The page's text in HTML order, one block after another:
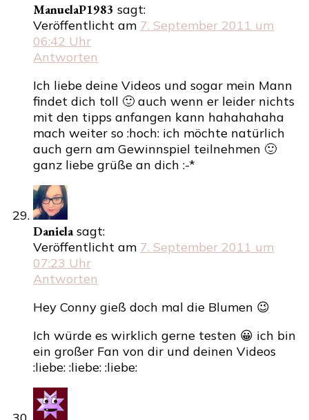
ManuelaP1983 sagt:
Veröffentlicht am 7. September 2011 um
06:42 Uhr
Antworten
Ich liebe deine Videos und sogar mein Mann
findet dich toll 🙂 auch wenn er leider nichts
mit den tipps anfangen kann hahahahaha
mach weiter so :hoch: ich möchte natürlich
auch gern am Gewinnspiel teilnehmen 🙂
ganz liebe grüße an dich :-*
Daniela sagt:
Veröffentlicht am 7. September 2011 um
07:23 Uhr
Antworten
Hey Conny gieß doch mal die Blumen 😉
Ich würde es wirklich gerne testen 😀 ich bin
ein großer Fan von dir und deinen Videos
:liebe: :liebe: :liebe: